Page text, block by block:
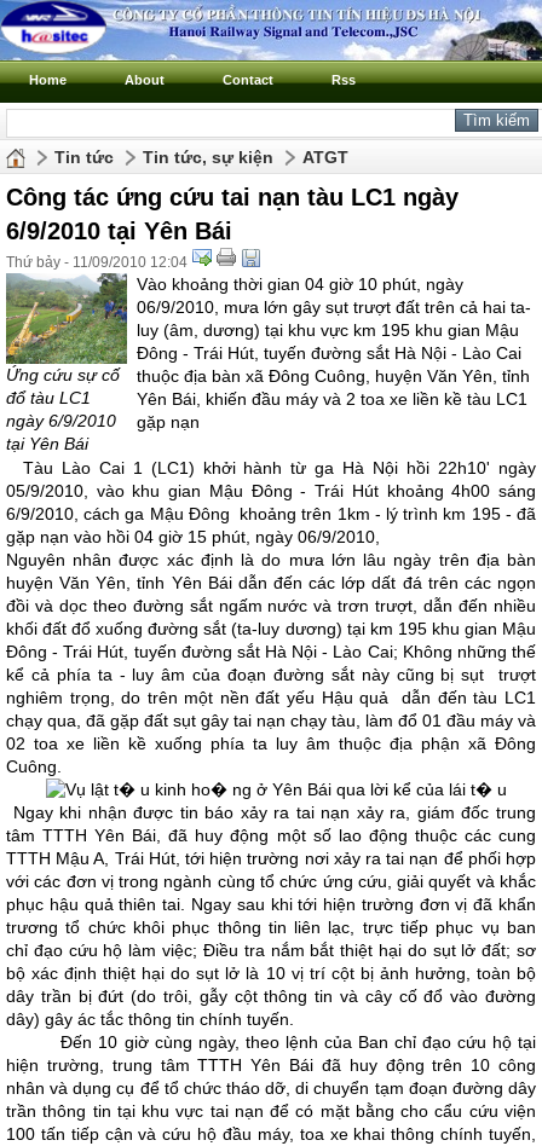
Home About Contact Rss
Tin tức Tin tức, sự kiện ATGT
Công tác ứng cứu tai nạn tàu LC1 ngày
6/9/2010 tại Yên Bái
Thứ bảy - 11/09/2010 12:04
Ứng cứu sự cố
đổ tàu LC1
ngày 6/9/2010
tại Yên Bái
Vào khoảng thời gian 04 giờ 10 phút, ngày
06/9/2010, mưa lớn gây sụt trượt đất trên cả hai ta-
luy (âm, dương) tại khu vực km 195 khu gian Mậu
Đông - Trái Hút, tuyến đường sắt Hà Nội - Lào Cai
thuộc địa bàn xã Đông Cuông, huyện Văn Yên, tỉnh
Yên Bái, khiến đầu máy và 2 toa xe liền kề tàu LC1
gặp nạn
Tàu Lào Cai 1 (LC1) khởi hành từ ga Hà Nội hồi 22h10' ngày
05/9/2010, vào khu gian Mậu Đông - Trái Hút khoảng 4h00 sáng
6/9/2010, cách ga Mậu Đông khoảng trên 1km - lý trình km 195 - đã
gặp nạn vào hồi 04 giờ 15 phút, ngày 06/9/2010,
Nguyên nhân được xác định là do mưa lớn lâu ngày trên địa bàn
huyện Văn Yên, tỉnh Yên Bái dẫn đến các lớp dất đá trên các ngọn
đồi và dọc theo đường sắt ngấm nước và trơn trượt, dẫn đến nhiều
khối đất đổ xuống đường sắt (ta-luy dương) tại km 195 khu gian Mậu
Đông - Trái Hút, tuyến đường sắt Hà Nội - Lào Cai; Không những thế
kể cả phía ta - luy âm của đoạn đường sắt này cũng bị sụt trượt
nghiêm trọng, do trên một nền đất yếu Hậu quả dẫn đến tàu LC1
chạy qua, đã gặp đất sụt gây tai nạn chạy tàu, làm đổ 01 đầu máy và
02 toa xe liền kề xuống phía ta luy âm thuộc địa phận xã Đông
Cuông.
Ngay khi nhận được tin báo xảy ra tai nạn xảy ra, giám đốc trung
tâm TTTH Yên Bái, đã huy động một số lao động thuộc các cung
TTTH Mậu A, Trái Hút, tới hiện trường nơi xảy ra tai nạn để phối hợp
với các đơn vị trong ngành cùng tổ chức ứng cứu, giải quyết và khắc
phục hậu quả thiên tai. Ngay sau khi tới hiện trường đơn vị đã khẩn
trương tổ chức khôi phục thông tin liên lạc, trực tiếp phục vụ ban
chỉ đạo cứu hộ làm việc; Điều tra nắm bắt thiệt hại do sụt lở đất; sơ
bộ xác định thiệt hại do sụt lở là 10 vị trí cột bị ảnh hưởng, toàn bộ
dây trần bị đứt (do trôi, gẫy cột thông tin và cây cố đổ vào đường
dây) gây ác tắc thông tin chính tuyến.
Đến 10 giờ cùng ngày, theo lệnh của Ban chỉ đạo cứu hộ tại
hiện trường, trung tâm TTTH Yên Bái đã huy động trên 10 công
nhân và dụng cụ để tổ chức tháo dỡ, di chuyển tạm đoạn đường dây
trần thông tin tại khu vực tai nạn để có mặt bằng cho cẩu cứu viện
100 tấn tiếp cận và cứu hộ đầu máy, toa xe khai thông chính tuyến,